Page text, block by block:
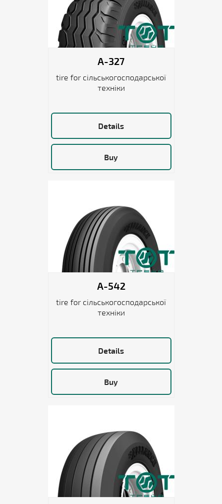
A-327
tire for сільськогосподарської
техніки
Details
Buy
A-542
tire for сільськогосподарської
техніки
Details
Buy